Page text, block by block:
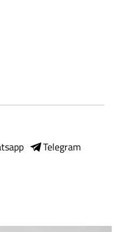
Telegram